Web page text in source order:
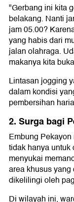
"Gerbang ini kita
belakang. Nanti
jam 05.00?
yang habis dari
jalan olahraga.
makanya kita
Lintasan jogging
dalam kondisi
pembersihan
2. Surga bagi
Embung
tidak hanya
menyukai
area khusus
dikelilingi oleh
Di wilayah ini,